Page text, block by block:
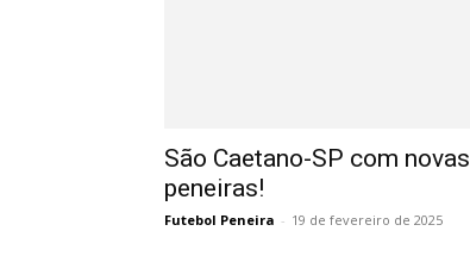
São Caetano-SP com novas
peneiras!
Futebol Peneira - 19 de fevereiro de 2025